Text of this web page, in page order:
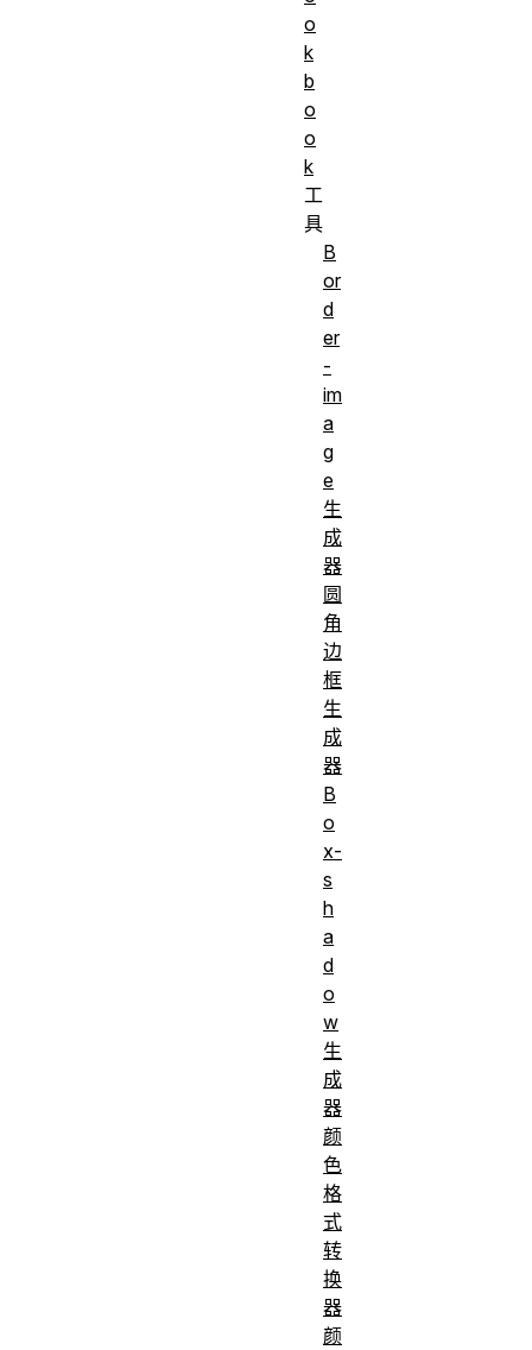
o
k
b
o
o
k
工
具
B
or
d
er
-
im
a
g
e
生
成
器
圆
角
边
框
生
成
器
B
o
x-
s
h
a
d
o
w
生
成
器
颜
色
格
式
转
换
器
颜